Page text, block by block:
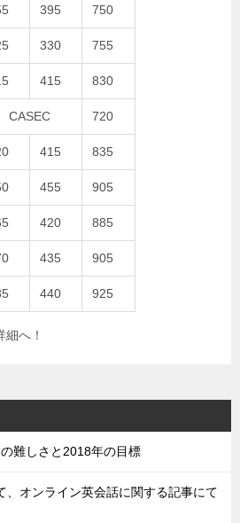
395 750
330 755
415 830
CASEC 720
415 835
455 905
420 885
435 905
440 925
へ！
難しさと2018年の目標
、オンライン英会話に関する記事にて